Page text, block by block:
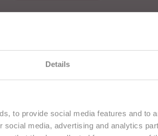
Details
to provide social media features and to
social media, advertising and analytics
Immer top informiert!
deutsche Website
. Alle
an Kunden ausDeutschland.
Fortfahren